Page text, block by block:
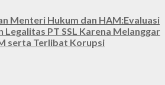
Menteri Hukum dan HAM:Evaluasi
Legalitas PT SSL Karena Melanggar
serta Terlibat Korupsi